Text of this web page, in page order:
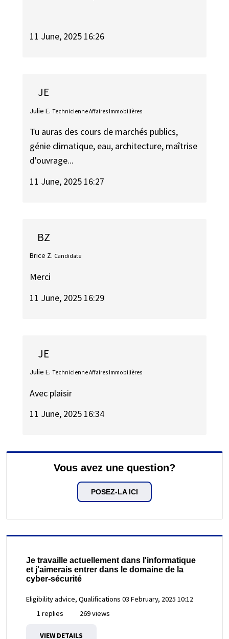
11 June, 2025 16:26
JE
Julie E. Technicienne Affaires Immobilières
Tu auras des cours de marchés publics,
génie climatique, eau, architecture, maîtrise
d'ouvrage...
11 June, 2025 16:27
BZ
Brice Z. Candidate
Merci
11 June, 2025 16:29
JE
Julie E. Technicienne Affaires Immobilières
Avec plaisir
11 June, 2025 16:34
Vous avez une question?
POSEZ-LA ICI
Je travaille actuellement dans l'informatique
et j'aimerais entrer dans le domaine de la
cyber-sécurité
Eligibility advice, Qualifications 03 February, 2025 10:12
1 replies
269 views
VIEW DETAILS